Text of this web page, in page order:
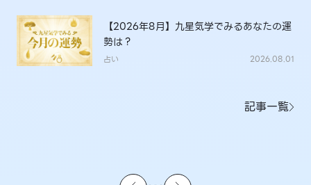
【2026年8月】九星気学でみるあなたの運
勢は？
占い 2026.08.01
記事一覧